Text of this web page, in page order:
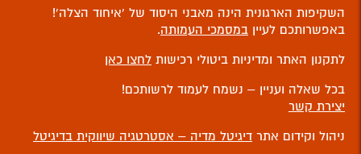
השקיפות הארגונית הינה מאבני היסוד של ‘איחוד הצלה’!
באפשרותכם לעיין במסמכי העמותה.
לתקנון האתר ומדיניות ביטולי רכישות לחצו כאן
בכל שאלה ועניין – נשמח לעמוד לרשותכם!
יצירת קשר
ניהול וקידום אתר דיגיטל מדיה – אסטרטגיה שיווקית בדיגיטל